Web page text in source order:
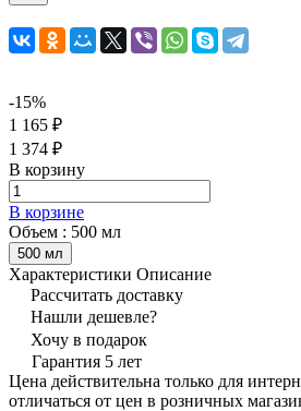
-15%
1 165 ₽
1 374 ₽
В корзину
В корзине
Объем : 500 мл
500 мл
Характеристики Описание
Рассчитать доставку
Нашли дешевле?
Хочу в подарок
Гарантия 5 лет
Цена действительна только для
отличаться от цен в розничных